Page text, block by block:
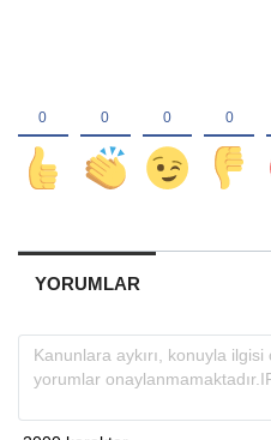
YORUMLAR